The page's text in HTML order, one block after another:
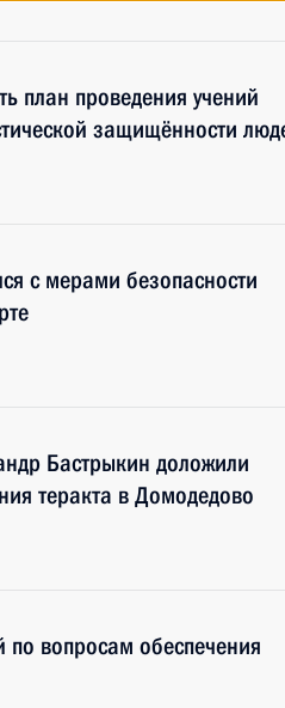
план проведения учений
защищённости
с мерами безопасности
Бастрыкин доложили
теракта в Домодедово
по вопросам обеспечения